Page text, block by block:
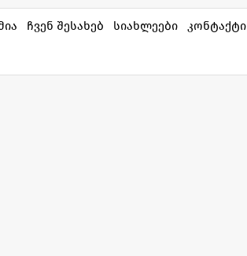
ჩვენ შესახებ სიახლეები კონტაქტი